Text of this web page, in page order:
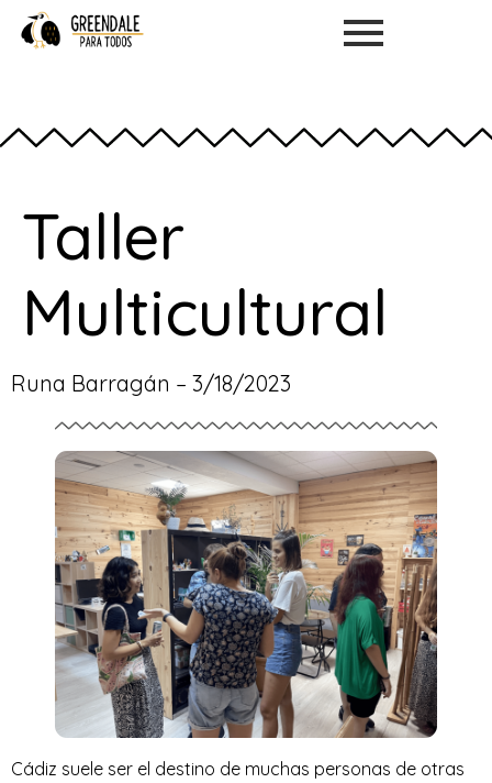
Taller
Multicultural
Runa Barragán – 3/18/2023
Cádiz suele ser el destino de muchas personas de otras